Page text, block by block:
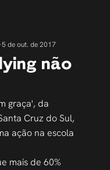
não
5 de out. de 2017
graça', da
Cruz do Sul,
ação na escola
mais de 60%